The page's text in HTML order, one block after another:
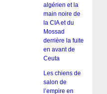
algérien et la
main noire de
la CIA et du
Mossad
derrière la fuite
en avant de
Ceuta
Les chiens de
salon de
l’empire en